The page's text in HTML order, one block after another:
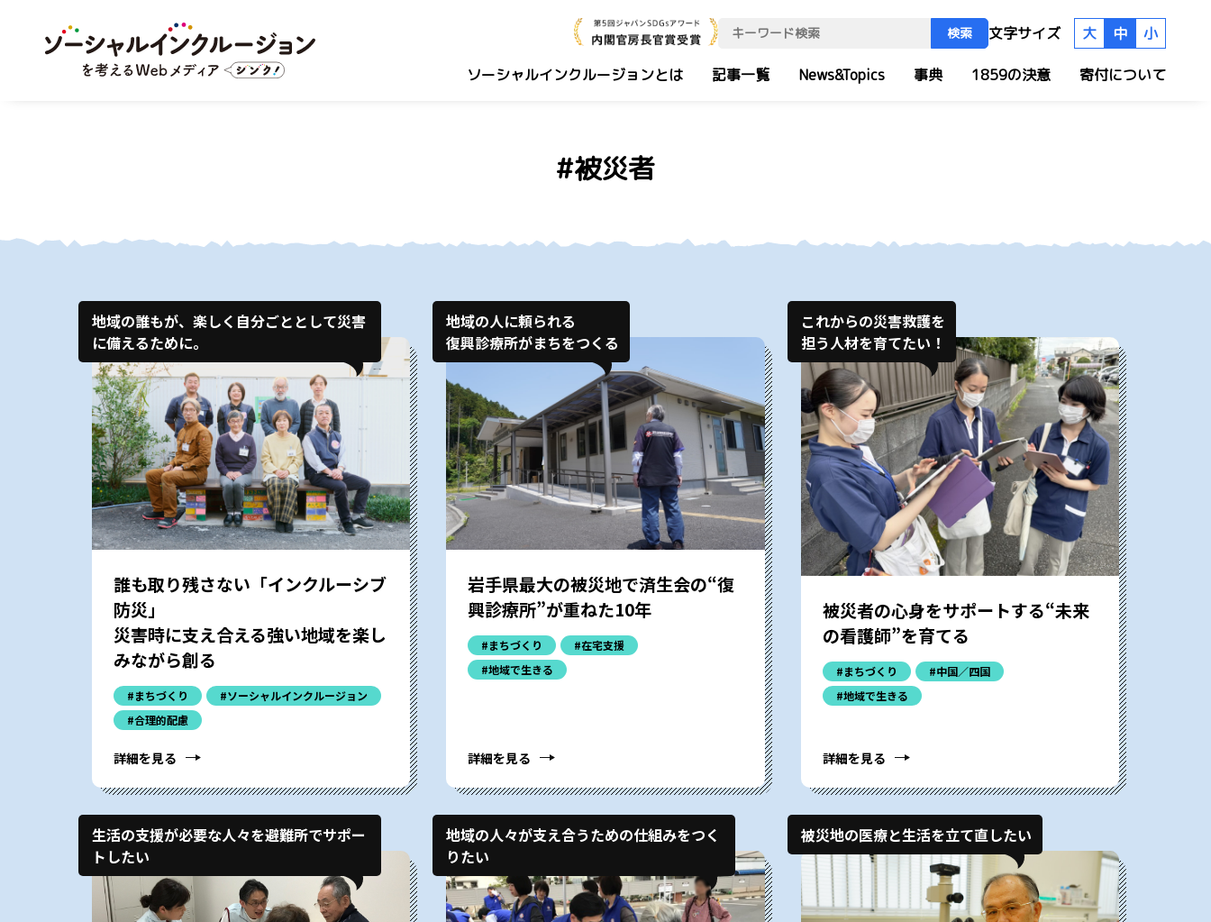
検索 文字サイズ 大 中 小
ソーシャルインクルージョンとは 記事一覧 News&Topics 事典 1859の決意 寄付について
#被災者
地域の誰もが、楽しく自分ごととして災害
に備えるために。
誰も取り残さない「インクルーシブ
防災」――
災害時に支え合える強い地域を楽し
みながら創る
#まちづくり
#ソーシャルインクルージョン
#合理的配慮
詳細を見る
地域の人に頼られる
復興診療所がまちをつくる
岩手県最大の被災地で済生会の“復
興診療所”が重ねた10年
#まちづくり
#在宅支援
#地域で生きる
詳細を見る
これからの災害救護を
担う人材を育てたい！
被災者の心身をサポートする“未来
の看護師”を育てる
#まちづくり
#中国／四国
#地域で生きる
詳細を見る
生活の支援が必要な人々を避難所でサポー
トしたい
地域の人々が支え合うための仕組みをつく
りたい
被災地の医療と生活を立て直したい